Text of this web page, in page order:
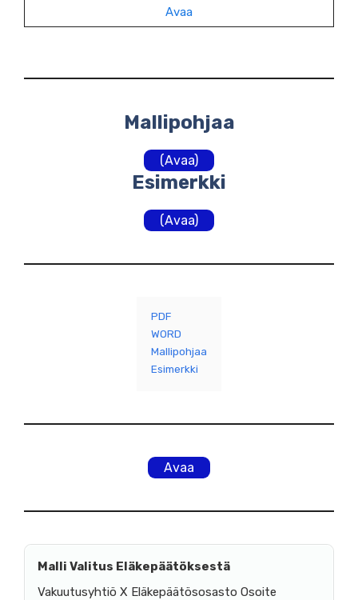
Avaa
Mallipohjaa
(Avaa)
Esimerkki
(Avaa)
PDF
WORD
Mallipohjaa
Esimerkki
Avaa
Malli Valitus Eläkepäätöksestä
Vakuutusyhtiö X Eläkepäätösosasto Osoite